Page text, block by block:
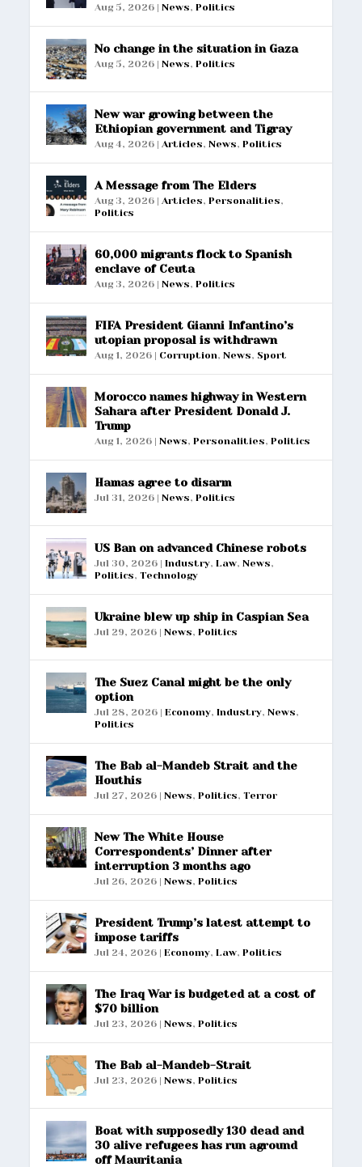
Aug 5, 2026 |News,Politics
No change in the situation in Gaza
Aug 5, 2026 |News,Politics
New war growing between the
Ethiopian government and Tigray
Aug 4, 2026 | Articles,News,Politics
A Message from The Elders
Aug 3, 2026 | Articles,Personalities,
Politics
60,000 migrants flock to Spanish
enclave of Ceuta
Aug 3, 2026 |News,Politics
FIFA President Gianni Infantino’s
utopian proposal is withdrawn
Aug 1, 2026 | Corruption,News, Sport
Morocco names highway in Western
Sahara after President Donald J.
Trump
Aug 1, 2026 |News,Personalities,Politics
Hamas agree to disarm
Jul 31, 2026 |News,Politics
US Ban on advanced Chinese robots
Jul 30, 2026 |Industry,Law,News,
Politics,Technology
Ukraine blew up ship in Caspian Sea
Jul 29, 2026 |News,Politics
The Suez Canal might be the only
option
Jul 28, 2026 |Economy,Industry,News,
Politics
The Bab al-Mandeb Strait and the
Houthis
Jul 27, 2026 |News,Politics,Terror
New The White House
Correspondents’ Dinner after
interruption 3 months ago
Jul 26, 2026 |News,Politics
President Trump’s latest attempt to
impose tariffs
Jul 24, 2026 |Economy,Law,Politics
The Iraq War is budgeted at a cost of
$70 billion
Jul 23, 2026 |News,Politics
The Bab al-Mandeb-Strait
Jul 23, 2026 |News,Politics
Boat with supposedly 130 dead and
30 alive refugees has run aground
off Mauritania